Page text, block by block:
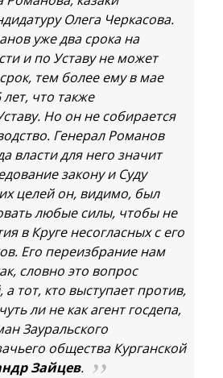
Олега Черкасова.
уже два срока на
и по Уставу не может
тем более ему в мае
что также
Но он не собирается
Генерал Романов
власти для него значит
закону и Суду
целей он, видимо, был
любые силы, чтобы не
в Круге несогласных с его
Его переизбрание нам
словно это вопрос
а тот, кто выступает против,
ли не как агент госдепа,
Зауральского
общества Курганской
Зайцев.